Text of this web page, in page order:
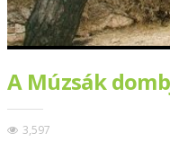
A Múzsák
3,597